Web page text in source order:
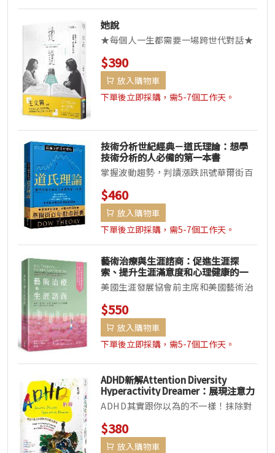
她說
★每個人一生都需要一場跨世代對話★
女人遇見女孩，兩個迥然不同的靈魂，
一趟說走就走的公路旅行。▌電影《...
$390
放入購物車
下單後立即採購，需5-7個工作天。
技術分析世紀經典－道氏理論：想學
技術分析的人必備的第一本書
掌握波動趨勢，判讀漲跌訊號華爾街百
年股市經典「道氏理論是預測股市走
勢，唯一合理可靠的方法。」──羅
伯...
$460
放入購物車
下單後立即採購，需5-7個工作天。
藝術治療與生涯諮商：促進生涯探
索、提升生涯滿意度和心理健康的一
生職涯發展創意策略
美國生涯發展協會前主席和美國藝術治
療認證協會前主席跨界合作，藝術治療
與生涯諮商專業工作者必讀全方位的...
$550
放入購物車
下單後立即採購，需5-7個工作天。
ADHD新解Attention Diversity
Hyperactivity Dreamer：展現注意力
多樣性的行動造夢者
ADHD其實跟你以為的不一樣！抹除對
注意力缺陷過動症的刻板印象，找出
ADHD的特質優勢，讓他們成為有...
$380
放入購物車